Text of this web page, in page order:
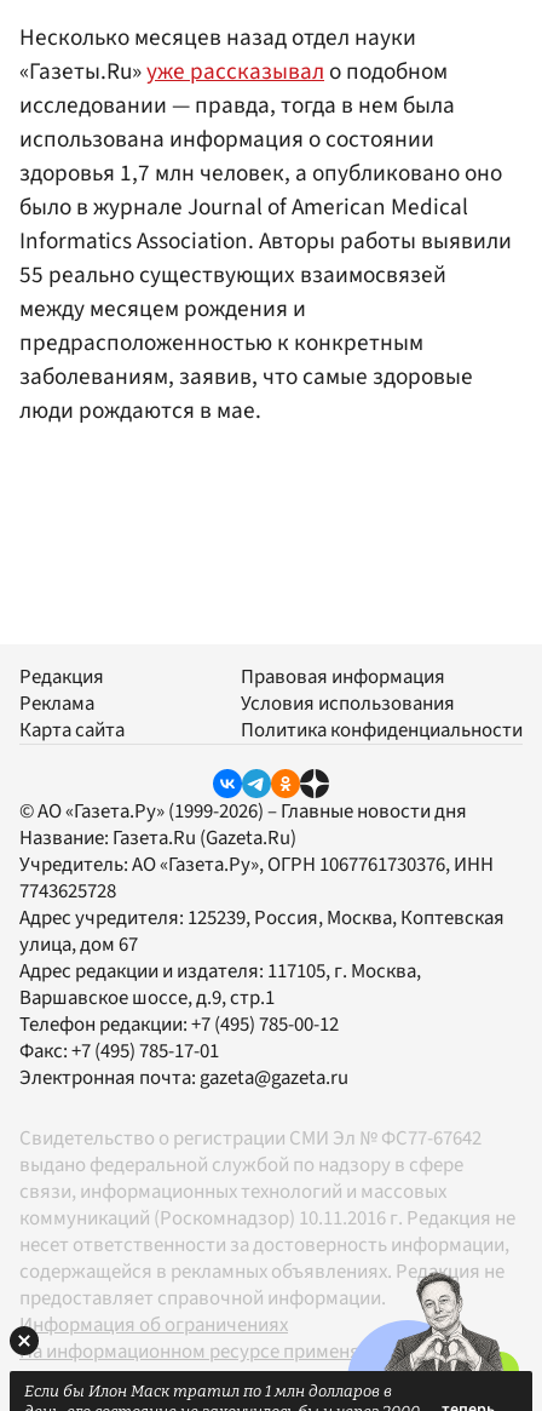
Несколько месяцев назад отдел науки
«Газеты.Ru»уже рассказывало подобном
исследовании — правда, тогда в нем была
использована информация о состоянии
здоровья 1,7 млн человек, а опубликовано оно
было в журнале Journal of American Medical
Informatics Association. Авторы работы выявили
55 реально существующих взаимосвязей
между месяцем рождения и
предрасположенностью к конкретным
заболеваниям, заявив, что самые здоровые
люди рождаются в мае.
Редакция
Реклама
Карта сайта
Правовая информация
Условия использования
Политика конфиденциальности
© АО «Газета.Ру» (1999-2026) – Главные новости дня
Название: Газета.Ru (Gazeta.Ru)
Учредитель:АО «Газета.Ру», ОГРН 1067761730376, ИНН
7743625728
Адрес учредителя: 125239, Россия, Москва, Коптевская
улица, дом 67
Адрес редакции и издателя: 117105, г. Москва,
Варшавское шоссе, д.9, стр.1
Телефон редакции:+7 (495) 785-00-12
Факс:+7 (495) 785-17-01
Электронная почта: gazeta@gazeta.ru
Свидетельство о регистрации СМИ Эл № ФС77-67642
выдано федеральной службой по надзору в сфере
связи, информационных технологий и массовых
коммуникаций (Роскомнадзор) 10.11.2016 г. Редакция не
несет ответственности за достоверность информации,
содержащейся в рекламных объявлениях. Редакция не
предоставляет справочной информации.
Информация об ограничениях
На информационном ресурсе применяются
рекомендательные технологии в соответствии с
Если бы Илон Маск тратил по 1 млн долларов в